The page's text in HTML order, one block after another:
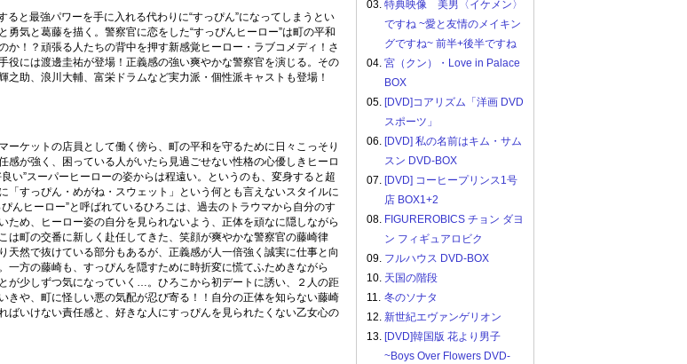
ると最強パワーを手に入れる代わりに“すっぴん”になってしまうとい
勇気と葛藤を描く。警察官に恋をした“すっぴんヒーロー”は町の平和
か！？頑張る人たちの背中を押す新感覚ヒーロー・ラブコメディ！さ
役には渡邊圭祐が登場！正義感の強い爽やかな警察官を演じる。その
之助、浪川大輔、富栄ドラムなど実力派・個性派キャストも登場！
ーケットの店員として働く傍ら、町の平和を守るために日々こっそり
感が強く、困っている人がいたら見過ごせない性格の心優しきヒーロ
い”スーパーヒーローの姿からは程遠い。というのも、変身すると超
「すっぴん・めがね・スウェット」という何とも言えないスタイルに
んヒーロー”と呼ばれているひろこは、過去のトラウマから自分のす
ため、ヒーロー姿の自分を見られないよう、正体を頑なに隠しながら
は町の交番に新しく赴任してきた、笑顔が爽やかな警察官の藤崎律
天然で抜けている部分もあるが、正義感が人一倍強く誠実に仕事と向
一方の藤崎も、すっぴんを隠すために時折変に慌てふためきながら
が少しずつ気になっていく…。ひろこから初デートに誘い、２人の距
きや、町に怪しい悪の気配が忍び寄る！！自分の正体を知らない藤崎
ばいけない責任感と、好きな人にすっぴんを見られたくない乙女心の
03. 特典映像 美男〈イケメン〉
ですね ~愛と友情のメイキン
グですね~ 前半+後半ですね
04. 宮（クン）・Love in Palace
BOX
05. [DVD]コアリズム「洋画 DVD
スポーツ」
06. [DVD] 私の名前はキム・サム
スン DVD-BOX
07. [DVD] コーヒープリンス1号
店 BOX1+2
08. FIGUREROBICS チョン ダヨ
ン フィギュアロビク
09. フルハウス DVD-BOX
10. 天国の階段
11. 冬のソナタ
12. 新世紀エヴァンゲリオン
13. [DVD]韓国版 花より男子
~Boys Over Flowers DVD-